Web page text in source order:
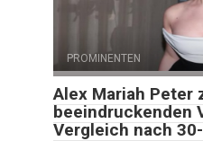
PROMINENTEN
Alex Mariah Peter
beeindruckenden
Vergleich nach